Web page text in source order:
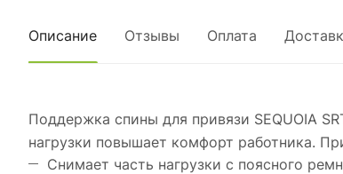
Описание Отзывы Оплата
Поддержка спины для привязи SEQUOIA
нагрузки повышает комфорт работника.
Снимает часть нагрузки с поясного